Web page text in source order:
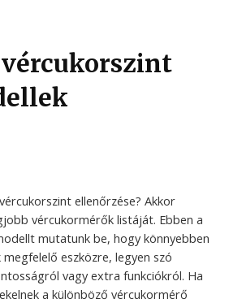
ellenőrzése? Akkor
vércukormérők listáját. Ebben a
mutatunk be, hogy könnyebben
eszközre, legyen szó
vagy extra funkciókról. Ha
a különböző vércukormérő